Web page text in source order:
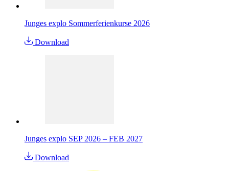
Junges explo Sommerferienkurse 2026
Download
Junges explo SEP 2026 – FEB 2027
Download